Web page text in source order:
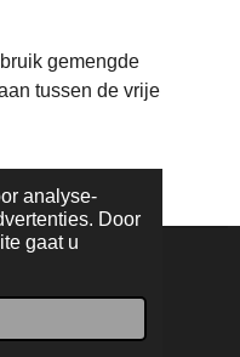
analyse-
Door
gaat u
gemengde
tussen de vrije